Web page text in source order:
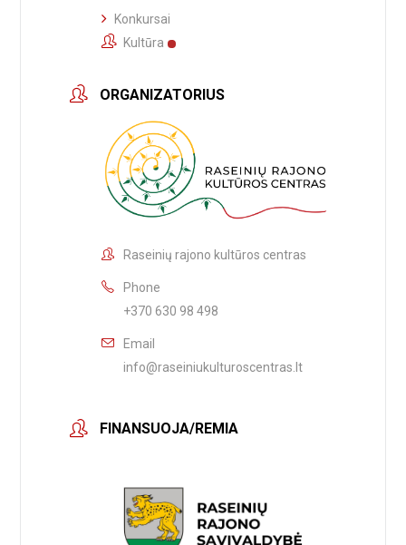
Konkursai
Kultūra
ORGANIZATORIUS
Raseinių rajono kultūros centras
Phone
+370 630 98 498
Email
info@raseiniukulturoscentras.lt
FINANSUOJA/REMIA